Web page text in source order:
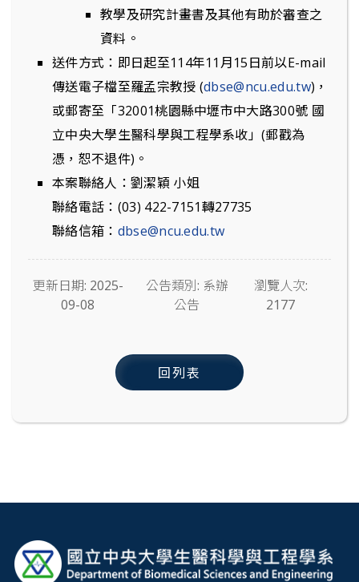
教學及研究計畫書及其他有助於審查之
資料。
送件方式：即日起至114年11月15日前以E-mail
傳送電子檔至羅孟宗教授 (dbse@ncu.edu.tw)，
或郵寄至「32001桃園縣中壢市中大路300號 國
立中央大學生醫科學與工程學系收」(郵戳為
憑，恕不退件)。
本案聯絡人：劉潔穎 小姐
聯絡電話：(03) 422-7151轉27735
聯絡信箱： dbse@ncu.edu.tw
更新日期: 2025-
09-08
公告類別: 系辦
公告
瀏覽人次:
2177
回列表